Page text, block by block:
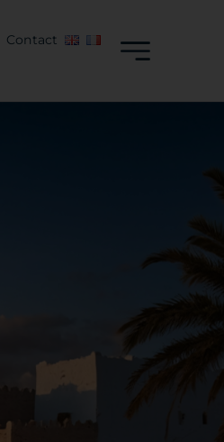
Contact